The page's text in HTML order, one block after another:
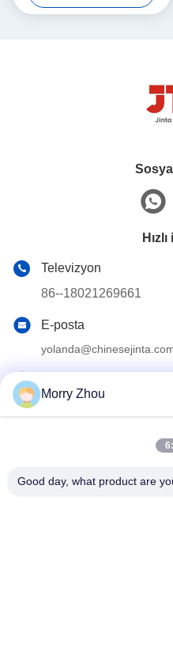
Televizyon
86--18021269661
E-posta
Cheluba Sanayi Bölgesi,
Şehri, Jiangsu Eyaleti, Çin
Morry Zhou
Good day, what product are